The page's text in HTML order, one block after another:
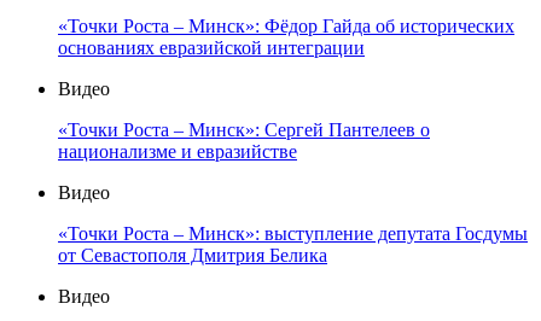
«Точки Роста – Минск»: Фёдор Гайда об исторических
основаниях евразийской интеграции
Видео
«Точки Роста – Минск»: Сергей Пантелеев о
национализме и евразийстве
Видео
«Точки Роста – Минск»: выступление депутата Госдумы
от Севастополя Дмитрия Белика
Видео